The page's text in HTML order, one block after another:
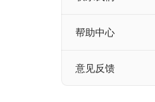
帮助中心
意见反馈